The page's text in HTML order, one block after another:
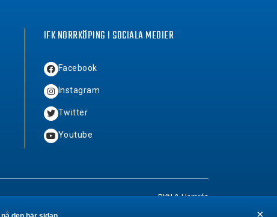
IFK NORRKÖPING I SOCIALA MEDIER
Facebook
Instagram
Twitter
Youtube
BYN&Hamrén
×